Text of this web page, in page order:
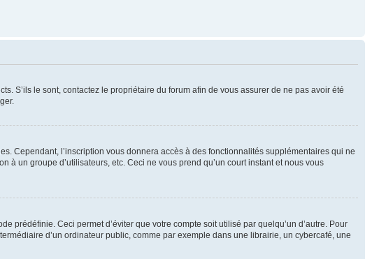
S’ils le sont, contactez le propriétaire du forum afin de vous assurer de ne pas avoir été
Cependant, l’inscription vous donnera accès à des fonctionnalités supplémentaires qui ne
un groupe d’utilisateurs, etc. Ceci ne vous prend qu’un court instant et nous vous
prédéfinie. Ceci permet d’éviter que votre compte soit utilisé par quelqu’un d’autre. Pour
d’un ordinateur public, comme par exemple dans une librairie, un cybercafé, une